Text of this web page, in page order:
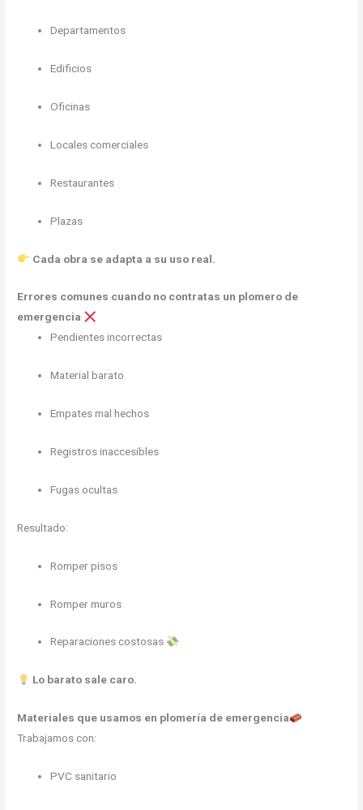
Departamentos
Edificios
Oficinas
Locales comerciales
Restaurantes
Plazas
Cada obra se adapta a su uso real.
Errores comunes cuando no contratas un plomero de
emergencia
Pendientes incorrectas
Material barato
Empates mal hechos
Registros inaccesibles
Fugas ocultas
Resultado:
Romper pisos
Romper muros
Reparaciones costosas
Lo barato sale caro.
Materiales que usamos en plomería de emergencia
Trabajamos con:
PVC sanitario